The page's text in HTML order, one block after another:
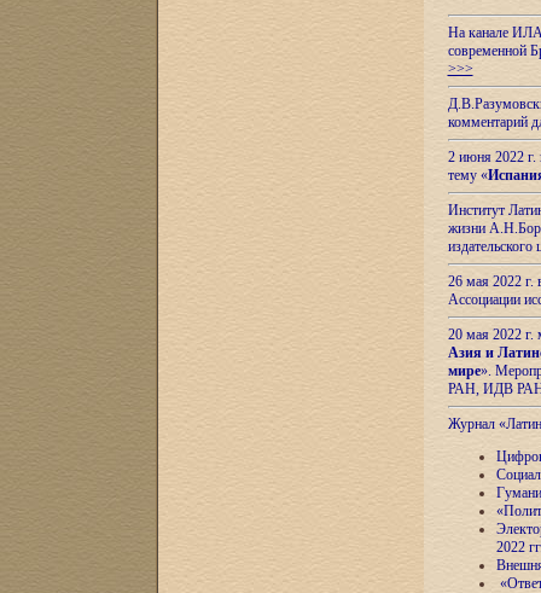
На канале ИЛА
современной
>>>
комментарий
2 июня 2022 г.
тему «
Институт
жизни
26 мая 2022
Ассоциации
20 мая 2022
Азия и
мире».
РАН, ИДВ
Журнал
2022